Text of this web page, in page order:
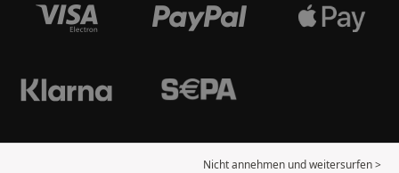
Nicht annehmen und weitersurfen >